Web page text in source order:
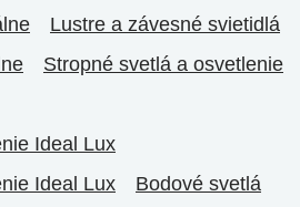
Lustre a závesné svietidlá
Stropné svetlá a osvetlenie
Ideal Lux
Ideal Lux
Bodové svetlá